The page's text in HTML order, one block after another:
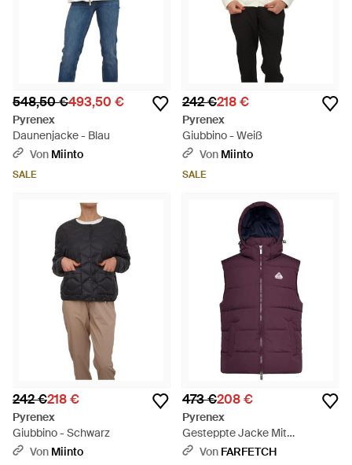
548,50 €493,50 €
Pyrenex
Daunenjacke - Blau
Von Miinto
SALE
242 €218 €
Pyrenex
Giubbino - Weiß
Von Miinto
SALE
242 €218 €
Pyrenex
Giubbino - Schwarz
Von Miinto
473 €208 €
Pyrenex
Gesteppte Jacke Mit
Druckknöpfen - Lila
Von FARFETCH